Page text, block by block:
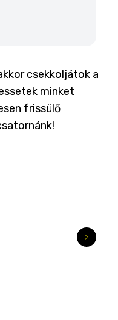
csekkoljátok a
minket
frissülő